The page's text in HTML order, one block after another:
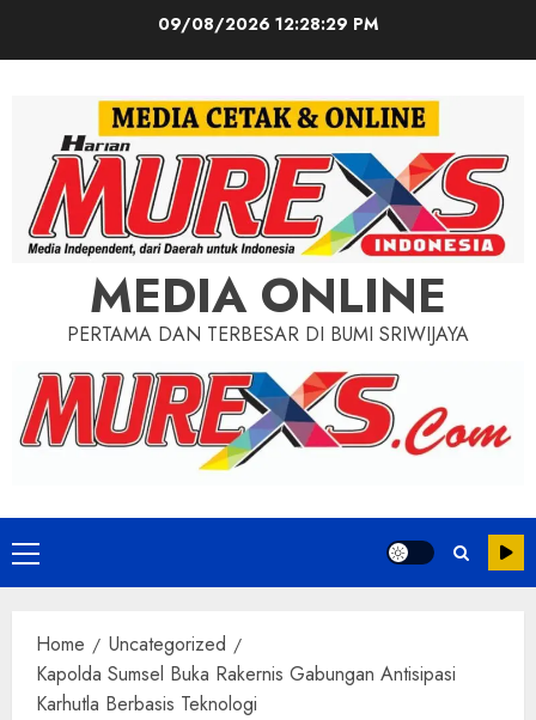
09/08/2026 12:28:30 PM
MEDIA ONLINE
PERTAMA DAN TERBESAR DI BUMI SRIWIJAYA
Primary
Menu
Home
Uncategorized
Kapolda Sumsel Buka Rakernis Gabungan Antisipasi
Karhutla Berbasis Teknologi